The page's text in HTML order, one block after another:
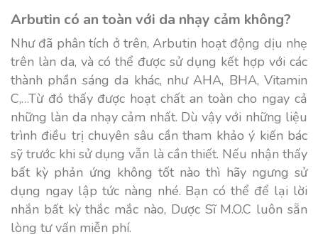
Arbutin có an toàn với da nhạy cảm không?
Như đã phân tích ở trên, Arbutin hoạt động dịu nhẹ
trên làn da, và có thể được sử dụng kết hợp với các
thành phần sáng da khác, như AHA, BHA, Vitamin
C,…Từ đó thấy được hoạt chất an toàn cho ngay cả
những làn da nhạy cảm nhất. Dù vậy với những liệu
trình điều trị chuyên sâu cần tham khảo ý kiến bác
sỹ trước khi sử dụng vẫn là cần thiết. Nếu nhận thấy
bất kỳ phản ứng không tốt nào thì hãy ngưng sử
dụng ngay lập tức nàng nhé. Bạn có thể để lại lời
nhắn bất kỳ thắc mắc nào, Dược Sĩ M.O.C luôn sẵn
lòng tư vấn miễn phí.